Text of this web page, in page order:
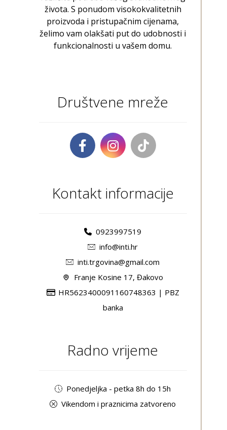
života. S ponudom visokokvalitetnih
proizvoda i pristupačnim cijenama,
želimo vam olakšati put do udobnosti i
funkcionalnosti u vašem domu.
Društvene mreže
Kontakt informacije
0923997519
info@inti.hr
inti.trgovina@gmail.com
Franje Kosine 17, Đakovo
HR5623400091160748363 | PBZ
banka
Radno vrijeme
Ponedjeljka - petka 8h do 15h
Vikendom i praznicima zatvoreno